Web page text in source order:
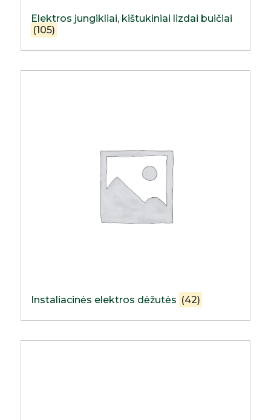
Elektros jungikliai, kištukiniai lizdai buičiai
(105)
Instaliacinės elektros dėžutės (42)